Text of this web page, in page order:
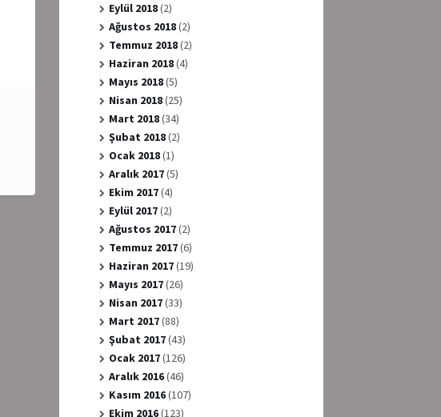
Eylül 2018(2)
Ağustos 2018(2)
Temmuz 2018(2)
Haziran 2018(4)
Mayıs 2018(5)
Nisan 2018(25)
Mart 2018(34)
Şubat 2018(2)
Ocak 2018(1)
Aralık 2017(5)
Ekim 2017(4)
Eylül 2017(2)
Ağustos 2017(2)
Temmuz 2017(6)
Haziran 2017(19)
Mayıs 2017(26)
Nisan 2017(33)
Mart 2017(88)
Şubat 2017(43)
Ocak 2017(126)
Aralık 2016(46)
Kasım 2016(107)
Ekim 2016(123)